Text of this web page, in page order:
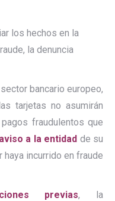
los hechos en la
la denuncia
bancario europeo,
tarjetas no asumirán
fraudulentos que
a la entidad de su
incurrido en fraude
previas, la